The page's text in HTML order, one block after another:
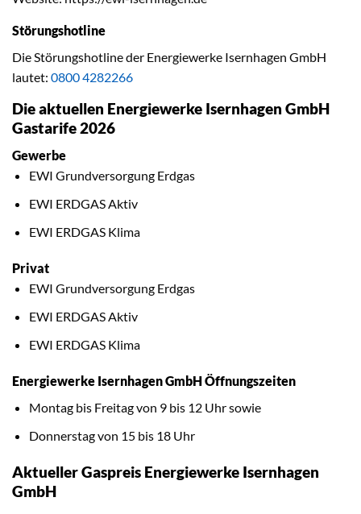
Störungshotline
Die Störungshotline der Energiewerke Isernhagen GmbH
lautet: 0800 4282266
Die aktuellen Energiewerke Isernhagen GmbH
Gastarife 2026
Gewerbe
EWI Grundversorgung Erdgas
EWI ERDGAS Aktiv
EWI ERDGAS Klima
Privat
EWI Grundversorgung Erdgas
EWI ERDGAS Aktiv
EWI ERDGAS Klima
Energiewerke Isernhagen GmbH Öffnungszeiten
Montag bis Freitag von 9 bis 12 Uhr sowie
Donnerstag von 15 bis 18 Uhr
Aktueller Gaspreis Energiewerke Isernhagen
GmbH